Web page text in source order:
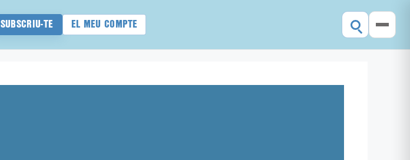
SUBSCRIU-TE EL MEU COMPTE